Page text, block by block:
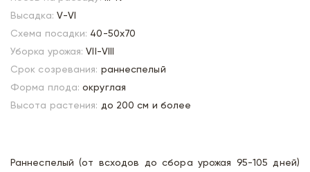
Высадка: V-VI
Схема посадки: 40-50х70
Уборка урожая: VII-VIII
Срок созревания: раннеспелый
Форма плода: округлая
Высота растения: до 200 см и более
Раннеспелый (от всходов до сбора урожая 95-105 дней)